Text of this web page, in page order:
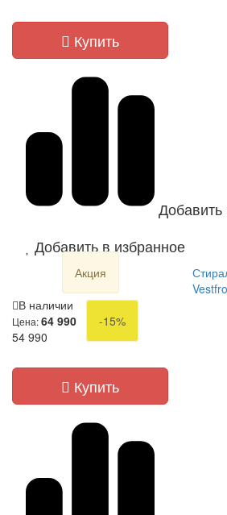
Купить
Добавить в избранное
Акция
В наличии
Цена:64 990
-15%
54 990
Купить